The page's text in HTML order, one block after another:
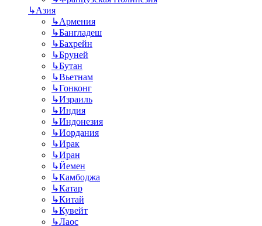
↳Азия
↳Армения
↳Бангладеш
↳Бахрейн
↳Бруней
↳Бутан
↳Вьетнам
↳Гонконг
↳Израиль
↳Индия
↳Индонезия
↳Иордания
↳Ирак
↳Иран
↳Йемен
↳Камбоджа
↳Катар
↳Китай
↳Кувейт
↳Лаос